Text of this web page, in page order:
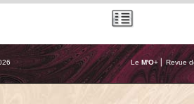
Le M'O+ ⎢ Revue